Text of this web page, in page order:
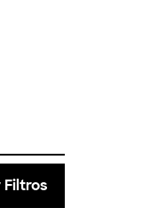
Filtros